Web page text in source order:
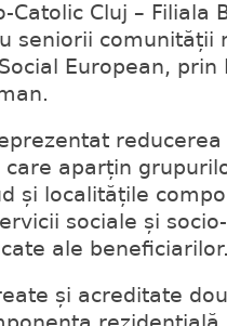
Catolic Cluj – Filiala
seniorii comunității
European, prin
aparțin
și localitățile
sociale și
ale
și acreditate